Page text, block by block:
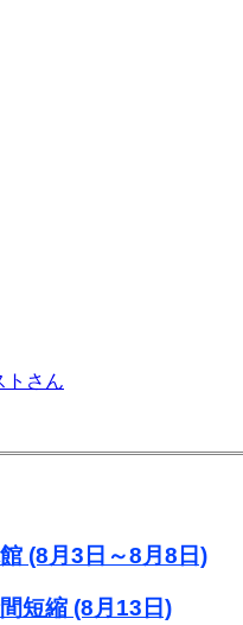
トさん
(8月3日～8月8日)
短縮 (8月13日)